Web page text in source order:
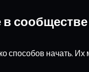
в сообществе
способов начать.